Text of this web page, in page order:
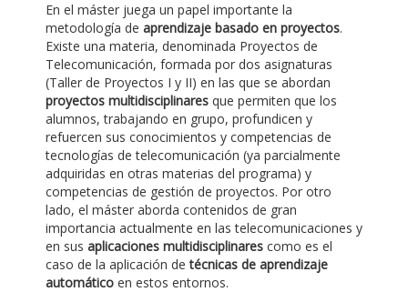
En el máster juega un papel importante la
metodología de aprendizaje basado en proyectos.
Existe una materia, denominada Proyectos de
Telecomunicación, formada por dos asignaturas
(Taller de Proyectos I y II) en las que se abordan
proyectos multidisciplinares que permiten que los
alumnos, trabajando en grupo, profundicen y
refuercen sus conocimientos y competencias de
tecnologías de telecomunicación (ya parcialmente
adquiridas en otras materias del programa) y
competencias de gestión de proyectos. Por otro
lado, el máster aborda contenidos de gran
importancia actualmente en las telecomunicaciones y
en sus aplicaciones multidisciplinares como es el
caso de la aplicación detécnicas de aprendizaje
automático en estos entornos.